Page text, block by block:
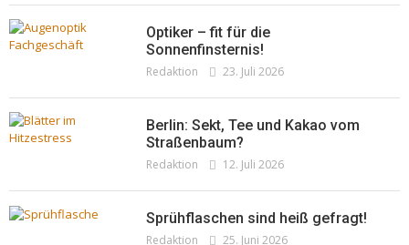
Optiker – fit für die
Sonnenfinsternis!
Redaktion 23. Juli 2026
Berlin: Sekt, Tee und Kakao vom
Straßenbaum?
Redaktion 12. Juli 2026
Sprühflaschen sind heiß gefragt!
Redaktion 25. Juni 2026